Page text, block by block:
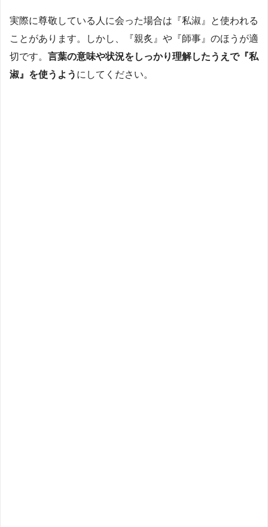
実際に尊敬している人に会った場合は『私淑』と使われる
ことがあります。しかし、『親炙』や『師事』のほうが適
切です。 言葉の意味や状況をしっかり理解したうえで『私
淑』を使うよう にしてください。